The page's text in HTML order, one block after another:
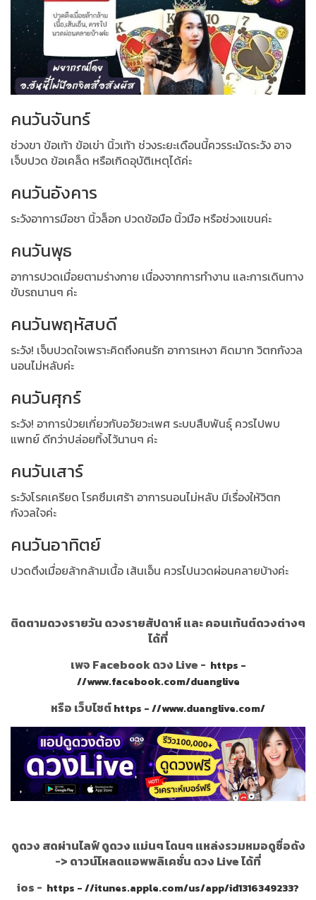
คนวันจันทร์
ช่วงขา ข้อเท้า ข้อเข่า นิ้วเท้า ช่วงระยะเดือนนี้ควรระมัดระวัง อาจ
เจ็บปวด ข้อเคล็ด หรือเกิดอุบัติเหตุได้ค่ะ
คนวันอังคาร
ระวังอาการมือชา นิ้วล็อก ปวดข้อมือ นิ้วมือ หรือช่วงแขนค่ะ
คนวันพุธ
อาการปวดเมื่อยตามร่างกาย เนื่องจากการทำงาน และการเดินทาง
ขับรถนานๆ ค่ะ
คนวันพฤหัสบดี
ระวัง! เจ็บปวดใจเพราะคิดถึงคนรัก อาการเหงา คิดมาก วิตกกังวล
นอนไม่หลับค่ะ
คนวันศุกร์
ระวัง! อาการป่วยเกี่ยวกับอวัยวะเพศ ระบบสืบพันธุ์ ควรไปพบ
แพทย์ ดีกว่าปล่อยทิ้งไว้นานๆ ค่ะ
คนวันเสาร์
ระวังโรคเครียด โรคซึมเศร้า อาการนอนไม่หลับ มีเรื่องให้วิตก
กังวลใจค่ะ
คนวันอาทิตย์
ปวดตึงเมื่อยล้ากล้ามเนื้อ เส้นเอ็น ควรไปนวดผ่อนคลายบ้างค่ะ
ติดตามดวงรายวัน ดวงรายสัปดาห์ และ คอนเท้นต์ดวงต่างๆ
ได้ที่
เพจ Facebook ดวง Live - https -
//www.facebook.com/duanglive
หรือ เว็บไซต์https - //www.duanglive.com/
ดูดวง สดผ่านไลฟ์ ดูดวง แม่นๆ โดนๆ แหล่งรวมหมอดูชื่อดัง
-> ดาวน์โหลดแอพพลิเคชั่น ดวง Live ได้ที่
ios - https - //itunes.apple.com/us/app/id1316349233?